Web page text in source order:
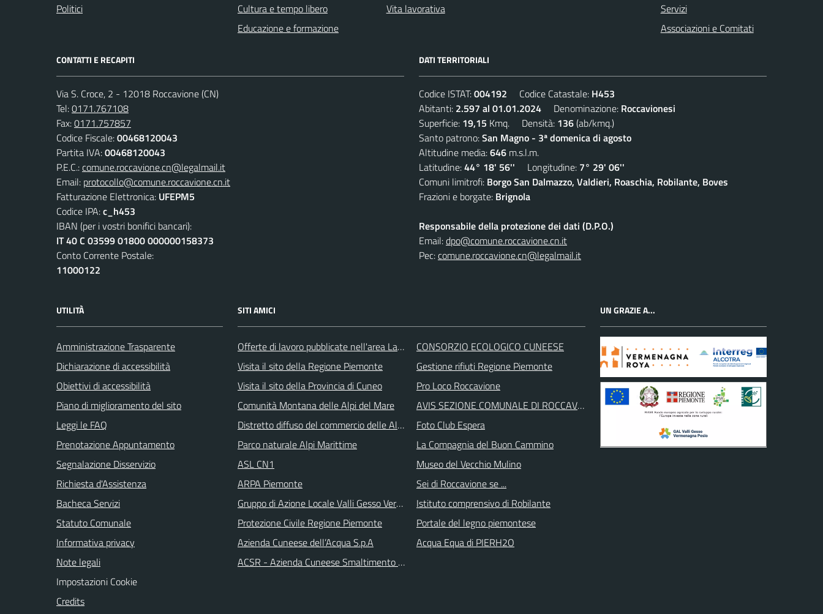
Politici
Cultura e tempo libero
Educazione e formazione
Vita lavorativa
Servizi
Associazioni e Comitati
CONTATTI E RECAPITI
Via S. Croce, 2 - 12018 Roccavione (CN)
Tel:0171.767108
Fax:0171.757857
Codice Fiscale:00468120043
Partita IVA:00468120043
P.E.C.:comune.roccavione.cn@legalmail.it
Email: protocollo@comune.roccavione.cn.it
Fatturazione Elettronica: UFEPM5
Codice IPA:c_h453
IBAN (per i vostri bonifici bancari):
IT 40 C 03599 01800 000000158373
Conto Corrente Postale:
11000122
DATI TERRITORIALI
Codice ISTAT:004192 Codice Catastale: H453
Abitanti: 2.597 al 01.01.2024 Denominazione: Roccavionesi
Superficie: 19,15 Kmq. Densità: 136(ab/kmq.)
Santo patrono:San Magno - 3ª domenica di agosto
Altitudine media:646 m.s.l.m.
Latitudine:44° 18' 56'' Longitudine: 7° 29' 06''
Comuni limitrofi: Borgo San Dalmazzo, Valdieri, Roaschia, Robilante, Boves
Frazioni e borgate: Brignola
Responsabile della protezione dei dati (D.P.O.)
Email:dpo@comune.roccavione.cn.it
Pec:comune.roccavione.cn@legalmail.it
UTILITÀ
Amministrazione Trasparente
Dichiarazione di accessibilità
Obiettivi di accessibilità
Piano di miglioramento del sito
Leggi le FAQ
Prenotazione Appuntamento
Segnalazione Disservizio
Richiesta d'Assistenza
Bacheca Servizi
Statuto Comunale
Informativa privacy
Note legali
Impostazioni Cookie
Credits
SITI AMICI
Offerte di lavoro pubblicate nell'area Lavoro di Piemonte Tu
Visita il sito della Regione Piemonte
Visita il sito della Provincia di Cuneo
Comunità Montana delle Alpi del Mare
Distretto diffuso del commercio delle Alpi Marittime
Parco naturale Alpi Marittime
ASL CN1
ARPA Piemonte
Gruppo di Azione Locale Valli Gesso Vermenagna Pesio
Protezione Civile Regione Piemonte
Azienda Cuneese dell’Acqua S.p.A
ACSR - Azienda Cuneese Smaltimento Rifiuti
CONSORZIO ECOLOGICO CUNEESE
Gestione rifiuti Regione Piemonte
Pro Loco Roccavione
AVIS SEZIONE COMUNALE DI ROCCAVIONE
Foto Club Espera
La Compagnia del Buon Cammino
Museo del Vecchio Mulino
Sei di Roccavione se ...
Istituto comprensivo di Robilante
Portale del legno piemontese
Acqua Equa di PIERH2O
UN GRAZIE A...